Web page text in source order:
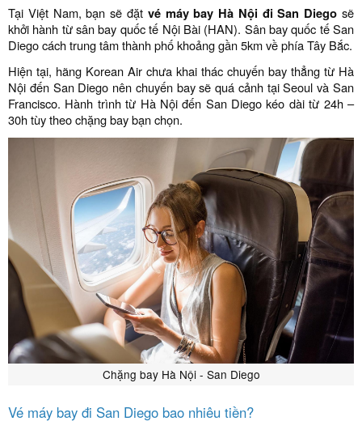
Tại Việt Nam, bạn sẽ đặt vé máy bay Hà Nội đi San Diego sẽ
khởi hành từ sân bay quốc tế Nội Bài (HAN). Sân bay quốc tế San
Diego cách trung tâm thành phố khoảng gần 5km về phía Tây Bắc.
Hiện tại, hãng Korean Air chưa khai thác chuyến bay thẳng từ Hà
Nội đến San Diego nên chuyến bay sẽ quá cảnh tại Seoul và San
Francisco. Hành trình từ Hà Nội đến San Diego kéo dài từ 24h –
30h tùy theo chặng bay bạn chọn.
Chặng bay Hà Nội - San Diego
Vé máy bay đi San Diego bao nhiêu tiền?